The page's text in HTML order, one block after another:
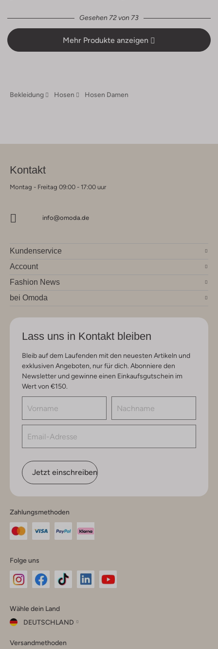
Gesehen 72 von 73
Mehr Produkte anzeigen
Bekleidung Hosen Hosen Damen
Kontakt
Montag - Freitag 09:00 - 17:00 uur
info@omoda.de
Kundenservice
Account
Fashion News
bei Omoda
Lass uns in Kontakt bleiben
Bleib auf dem Laufenden mit den neuesten Artikeln und
exklusiven Angeboten, nur für dich. Abonniere den
Newsletter und gewinne einen Einkaufsgutschein im
Wert von €150.
Jetzt einschreiben
Zahlungsmethoden
Folge uns
Instagram
Facebook
TikTok
Wähle dein Land
DEUTSCHLAND
dein
Versandmethoden